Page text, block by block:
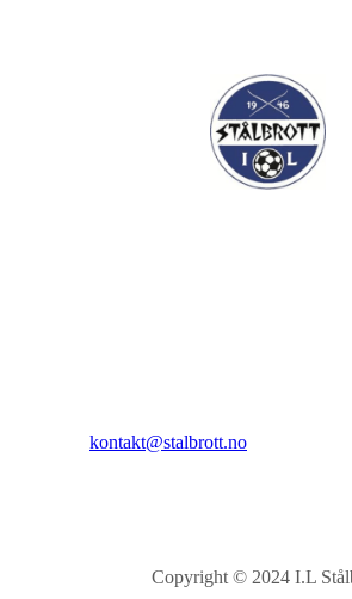
kontakt@stalbrott.no
Copyright © 2024 I.L